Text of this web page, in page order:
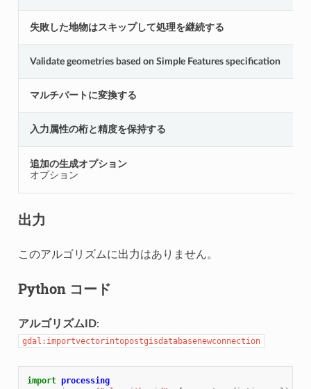
失敗した地物はスキップして処理を継続する
Validate geometries based on Simple Features specification
マルチパートに変換する
入力属性の桁と精度を保持する
追加の生成オプション
オプション
出力
このアルゴリズムに出力はありません。
Python コード
アルゴリズムID:
gdal:importvectorintopostgisdatabasenewconnection
import processing